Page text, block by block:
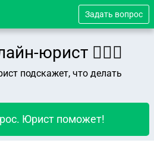
Задать вопрос
юрист 👨🏻‍⚖️
подскажет, что делать
Юрист поможет!